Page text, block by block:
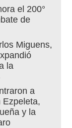
el 200°
de
Miguens,
la
a
Ezpeleta,
y la